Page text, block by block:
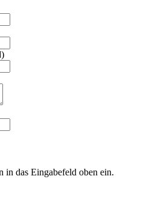
in das Eingabefeld oben ein.